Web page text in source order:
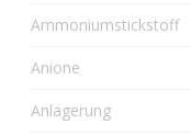
Ammoniumstickstoff
Anione
Anlagerung